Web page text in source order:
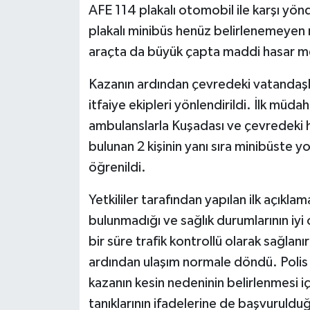
AFE 114 plakalı otomobil ile karşı
plakalı minibüs henüz belirlenemeyen
araçta da büyük çapta maddi hasar
Kazanın ardından çevredeki
itfaiye ekipleri yönlendirildi. İlk
ambulanslarla Kuşadası ve
bulunan 2 kişinin yanı sıra minibüste
öğrenildi.
Yetkililer tarafından yapılan ilk
bulunmadığı ve sağlık
bir süre trafik kontrollü olarak
ardından ulaşım normale döndü.
kazanın kesin nedeninin belirlenmesi
tanıklarının ifadelerine de